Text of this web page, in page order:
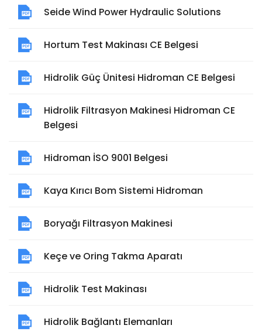
Seide Wind Power Hydraulic Solutions
Hortum Test Makinası CE Belgesi
Hidrolik Güç Ünitesi Hidroman CE Belgesi
Hidrolik Filtrasyon Makinesi Hidroman CE
Belgesi
Hidroman İSO 9001 Belgesi
Kaya Kırıcı Bom Sistemi Hidroman
Boryağı Filtrasyon Makinesi
Keçe ve Oring Takma Aparatı
Hidrolik Test Makinası
Hidrolik Bağlantı Elemanları